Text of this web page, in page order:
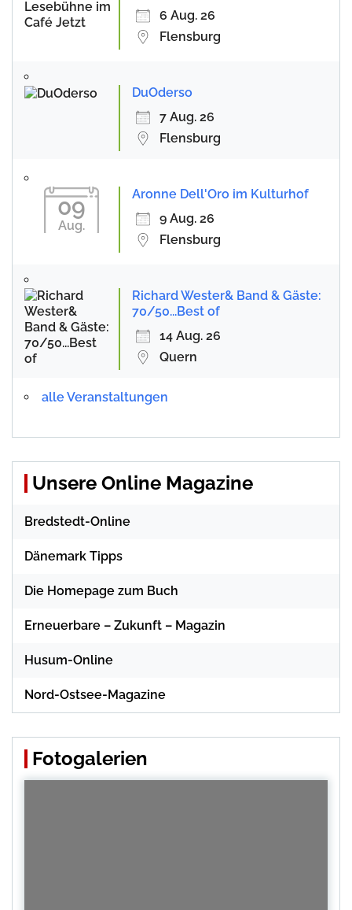
6 Aug. 26
Flensburg
DuOderso
7 Aug. 26
Flensburg
09
Aug.
Aronne Dell'Oro im Kulturhof
9 Aug. 26
Flensburg
Richard Wester& Band & Gäste:
70/50...Best of
14 Aug. 26
Quern
alle Veranstaltungen
Unsere Online Magazine
Bredstedt-Online
Dänemark Tipps
Die Homepage zum Buch
Erneuerbare – Zukunft – Magazin
Husum-Online
Nord-Ostsee-Magazine
Fotogalerien